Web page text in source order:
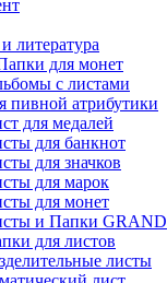
литература
для монет
с листами
пивной атрибутики
для медалей
для банкнот
для значков
для марок
для монет
и Папки GRAND
для листов
листы